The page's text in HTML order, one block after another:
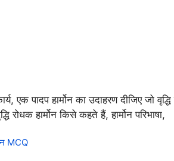
एक पादप हार्मोन का उदाहरण दीजिए जो
रोधक हार्मोन किसे कहते हैं, हार्मोन परिभाषा,